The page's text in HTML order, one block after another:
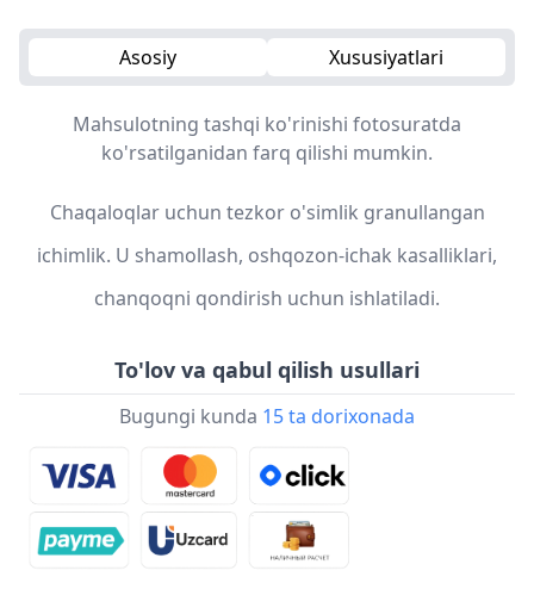
Asosiy Xususiyatlari
Mahsulotning tashqi ko'rinishi fotosuratda
ko'rsatilganidan farq qilishi mumkin.
Chaqaloqlar uchun tezkor o'simlik granullangan
ichimlik. U shamollash, oshqozon-ichak kasalliklari,
chanqoqni qondirish uchun ishlatiladi.
To'lov va qabul qilish usullari
Bugungi kunda 15 ta dorixonada